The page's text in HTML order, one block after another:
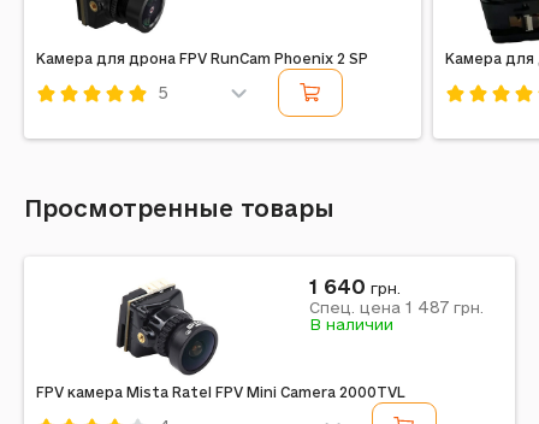
Камера для дрона FPV RunCam Phoenix 2 SP
5
Камера для
Просмотренные товары
FPV камера Mista Ratel FPV Mini Camera 2000TVL
1 640 грн.
Спец. цена 1 487 грн.
В наличии